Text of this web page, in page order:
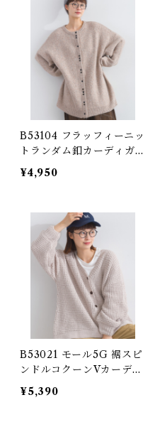
B53104 フラッフィーニッ
トランダム釦カーディガン
/ Fluffy Knit Random B
utton Cardiga
¥4,950
B53021 モール5G 裾スピ
ンドルコクーンVカーディ
ガン / Chenille 5G Hem
Spindle Cocoon V-Nec
¥5,390